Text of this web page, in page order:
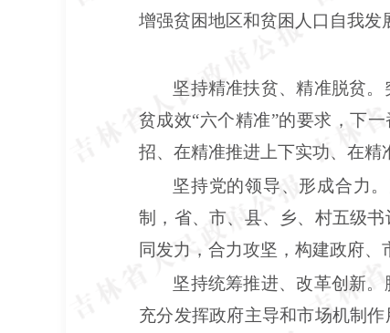
增强贫困地区和贫困人口自我发
坚持精准扶贫、精准脱贫
贫成效“六个精准”的要求，下
招、在精准推进上下实功、在精
坚持党的领导、形成合力
制，省、市、县、乡、村五级
同发力，合力攻坚，构建政府、
坚持统筹推进、改革创新
充分发挥政府主导和市场机制